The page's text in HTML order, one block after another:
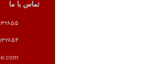
تماس با ما
٨٨٩٣٢٨٥٥
٨٨٩٣٢٨٥٤